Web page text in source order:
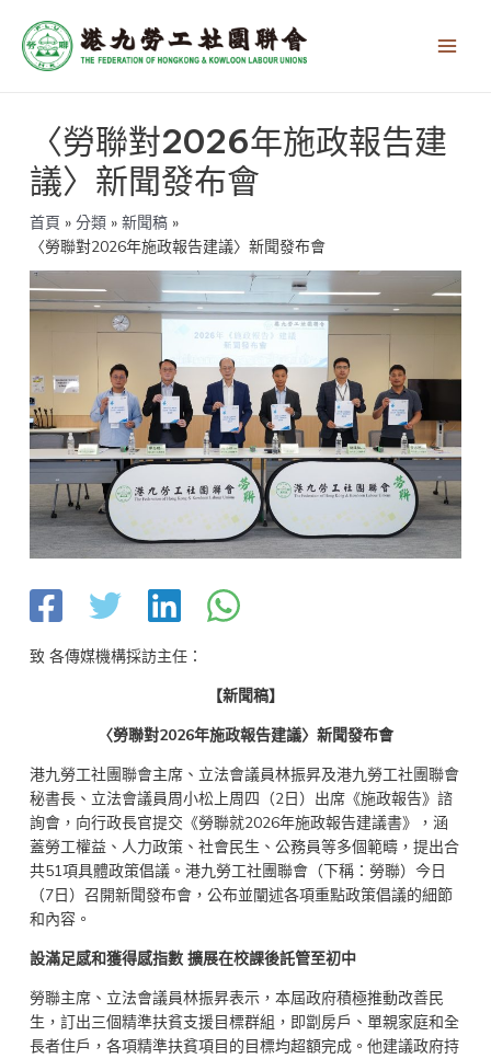
〈勞聯對2026年施政報告建
議〉新聞發布會
首頁 分類
新聞稿
〈勞聯對2026年施政報告建議〉新聞發布會
致 各傳媒機構採訪主任：
【新聞稿】
〈勞聯對2026年施政報告建議〉新聞發布會
港九勞工社團聯會主席、立法會議員林振昇及港九勞工社團聯會
秘書長、立法會議員周小松上周四（2日）出席《施政報告》諮
詢會，向行政長官提交《勞聯就2026年施政報告建議書》，涵
蓋勞工權益、人力政策、社會民生、公務員等多個範疇，提出合
共51項具體政策倡議。港九勞工社團聯會（下稱：勞聯）今日
（7日）召開新聞發布會，公布並闡述各項重點政策倡議的細節
和內容。
設滿足感和獲得感指數 擴展在校課後託管至初中
勞聯主席、立法會議員林振昇表示，本屆政府積極推動改善民
生，訂出三個精準扶貧支援目標群組，即劏房戶、單親家庭和全
長者住戶，各項精準扶貧項目的目標均超額完成。他建議政府持
章
導
覽